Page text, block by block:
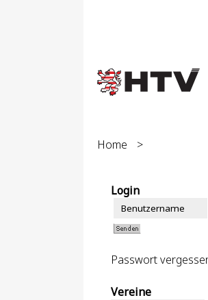
Home >
Login
Passwort
Vereine